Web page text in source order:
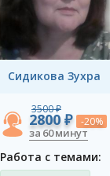
Сидикова Зухра
3500 ₽
2800 ₽ -20%
за 60 минут
Работа с темами: